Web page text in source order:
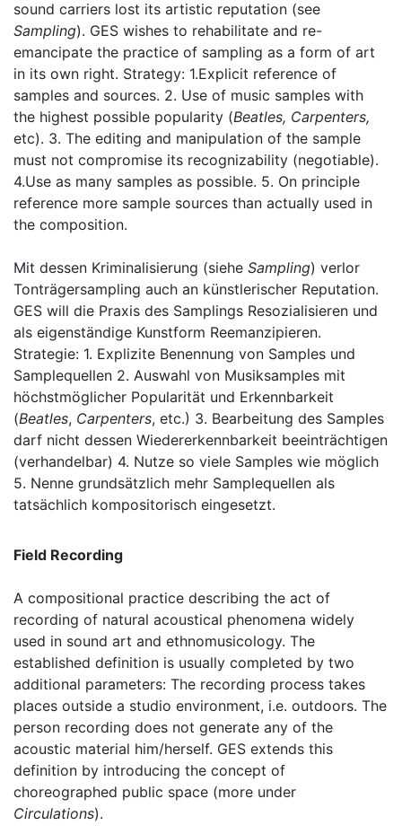
sound carriers lost its artistic reputation (see
Sampling). GES wishes to rehabilitate and re-
emancipate the practice of sampling as a form of art
in its own right. Strategy: 1.Explicit reference of
samples and sources. 2. Use of music samples with
the highest possible popularity (Beatles, Carpenters,
etc). 3. The editing and manipulation of the sample
must not compromise its recognizability (negotiable).
4.Use as many samples as possible. 5. On principle
reference more sample sources than actually used in
the composition.
Mit dessen Kriminalisierung (siehe Sampling) verlor
Tonträgersampling auch an künstlerischer Reputation.
GES will die Praxis des Samplings Resozialisieren und
als eigenständige Kunstform Reemanzipieren.
Strategie: 1. Explizite Benennung von Samples und
Samplequellen 2. Auswahl von Musiksamples mit
höchstmöglicher Popularität und Erkennbarkeit
(Beatles, Carpenters, etc.) 3. Bearbeitung des Samples
darf nicht dessen Wiedererkennbarkeit beeinträchtigen
(verhandelbar) 4. Nutze so viele Samples wie möglich
5. Nenne grundsätzlich mehr Samplequellen als
tatsächlich kompositorisch eingesetzt.
Field Recording
A compositional practice describing the act of
recording of natural acoustical phenomena widely
used in sound art and ethnomusicology. The
established definition is usually completed by two
additional parameters: The recording process takes
places outside a studio environment, i.e. outdoors. The
person recording does not generate any of the
acoustic material him/herself. GES extends this
definition by introducing the concept of
choreographed public space (more under
Circulations).